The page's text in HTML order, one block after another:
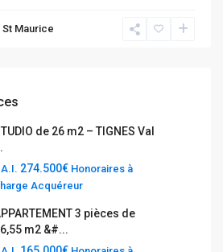
Maurice
de 26 m2 – TIGNES Val
274.500€ Honoraires à
Acquéreur
3 pièces de
m2 &#...